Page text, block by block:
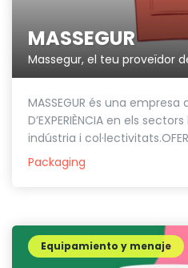
MASSEGUR
Massegur, el teu proveïdor
MASSEGUR és una empresa
D’EXPERIÈNCIA en els
indústria i
Packaging
Equipamiento y menaje